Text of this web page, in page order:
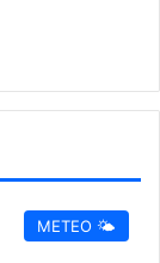
METEO 🌤️